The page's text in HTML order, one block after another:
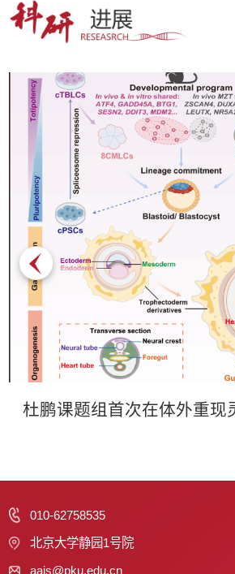
010-62758535
北京大学静园1号院
aais@pku.edu.cn